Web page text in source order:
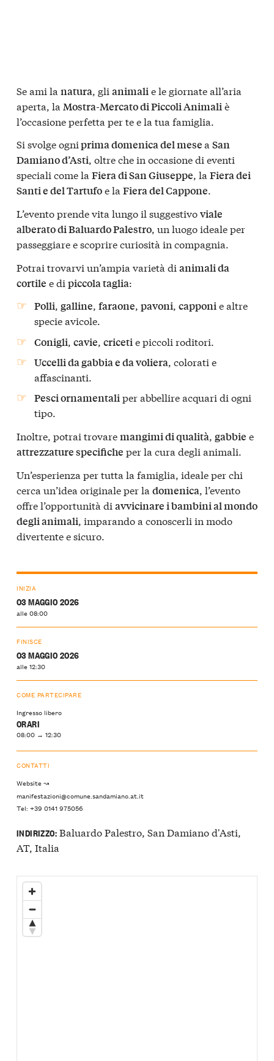
Se ami la natura, gli animalie le giornate all’aria
aperta, la Mostra-Mercato di Piccoli Animaliè
l’occasione perfetta per te e la tua famiglia.
Si svolge ogniprima domenica del mesea San
Damiano d’Asti, oltre che in occasione di eventi
speciali come la Fiera di San Giuseppe, la Fiera dei
Santi e del Tartufoe la Fiera del Cappone.
L’evento prende vita lungo il suggestivoviale
alberato di Baluardo Palestro, un luogo ideale per
passeggiare e scoprire curiosità in compagnia.
Potrai trovarvi un’ampia varietà di animali da
cortile e di piccola taglia:
Polli,galline,faraone,pavoni,capponie altre
specie avicole.
Conigli ,cavie ,criceti e piccoli roditori.
Uccelli da gabbia e da voliera, colorati e
affascinanti.
Pesci ornamentaliper abbellire acquari di ogni
tipo.
Inoltre, potrai trovaremangimi di qualità, gabbie e
attrezzature specifiche per la cura degli animali.
Un’esperienza per tutta la famiglia, ideale per chi
cerca un’idea originale per la domenica , l’evento
offre l’opportunità di avvicinare i bambini al mondo
degli animali , imparando a conoscerli in modo
divertente e sicuro.
INIZIA
03 MAGGIO 2026
alle 08:00
FINISCE
03 MAGGIO 2026
alle 12:30
COME PARTECIPARE
Ingresso libero
ORARI
08:00 → 12:30
CONTATTI
Website ↝
manifestazioni@comune.sandamiano.at.it
Tel: +39 0141 975056
INDIRIZZO:Baluardo Palestro, San Damiano d'Asti,
AT, Italia